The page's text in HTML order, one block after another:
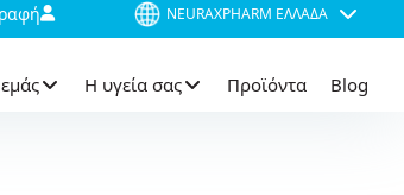
NEURAXPHARM ΕΛΛΆΔΑ
Η υγεία σας Προϊόντα Blog